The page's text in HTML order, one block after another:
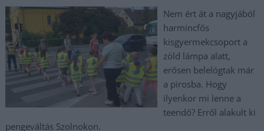
Nem ért át a nagyjából
harmincfős
kisgyermekcsoport a
zöld lámpa alatt,
erősen belelógtak már
a pirosba. Hogy
ilyenkor mi lenne a
teendő? Erről alakult ki
pengeváltás Szolnokon.